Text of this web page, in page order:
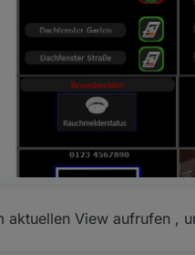
CSS
Spoiler
Script
aktuellen View aufrufen ,